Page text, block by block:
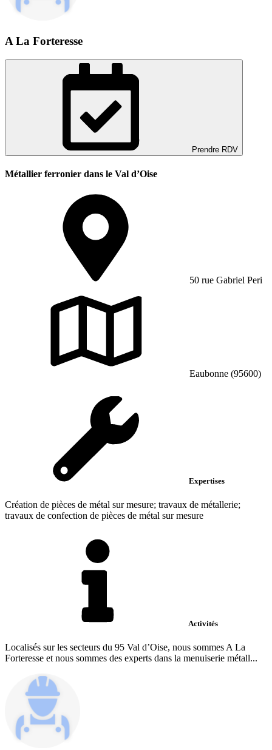
A La Forteresse
Prendre RDV
Métallier ferronier dans le Val d’Oise
50 rue Gabriel Peri
Eaubonne (95600)
Expertises
Création de pièces de métal sur mesure; travaux de métallerie;
travaux de confection de pièces de métal sur mesure
Activités
Localisés sur les secteurs du 95 Val d’Oise, nous sommes A La
Forteresse et nous sommes des experts dans la menuiserie métall...